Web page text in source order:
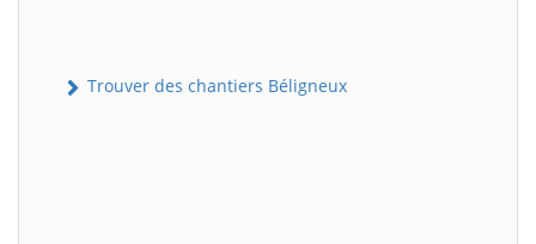
Trouver des chantiers Béligneux